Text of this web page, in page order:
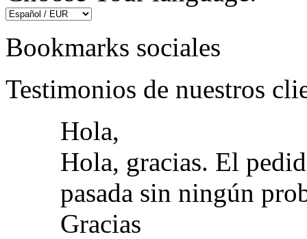
Bookmarks sociales
Testimonios de nuestros
Hola,
Hola, gracias. El
pasada sin ningún
Gracias